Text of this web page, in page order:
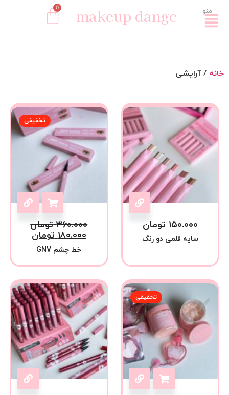
منو makeup dange
0
خانه / آرایشی
۱۵۰.۰۰۰ تومان
سایه قلمی دو رنگ
تخفیفی
۳۶۰.۰۰۰ تومان
۱۸۰.۰۰۰ تومان
خط چشم GNV
تخفیفی